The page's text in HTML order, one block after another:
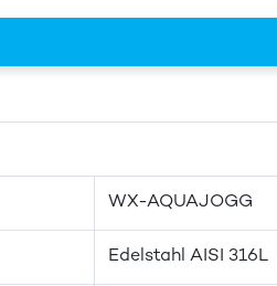
WX-AQUAJOGG
Edelstahl AISI 316L